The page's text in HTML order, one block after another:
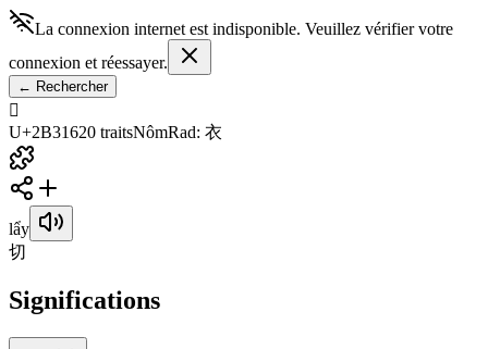
La connexion internet est indisponible. Veuillez vérifier votre
connexion et réessayer.
← Rechercher
𫌖
U+2B31620 traitsNômRad: 衣
lẩy
切
Significations